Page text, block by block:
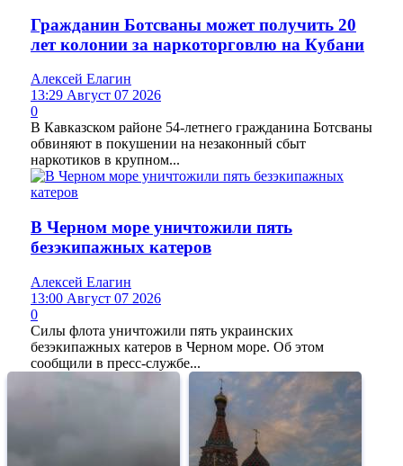
Гражданин Ботсваны может получить 20
лет колонии за наркоторговлю на Кубани
Алексей Елагин
13:29 Август 07 2026
0
В Кавказском районе 54-летнего гражданина Ботсваны
обвиняют в покушении на незаконный сбыт
наркотиков в крупном...
В Черном море уничтожили пять
безэкипажных катеров
Алексей Елагин
13:00 Август 07 2026
0
Силы флота уничтожили пять украинских
безэкипажных катеров в Черном море. Об этом
сообщили в пресс-службе...